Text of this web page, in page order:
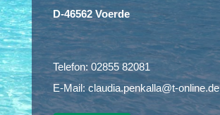
D-46562 Voerde
Telefon: 02855 82081
E-Mail: claudia.penkalla@t-online.de